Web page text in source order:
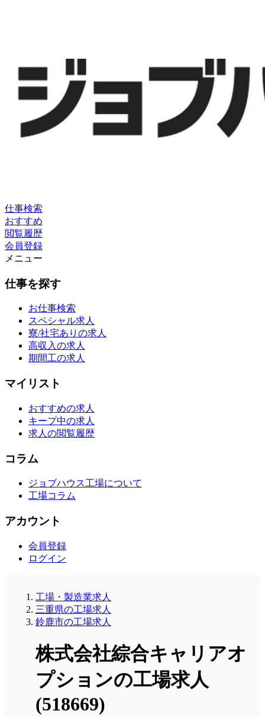
仕事検索
おすすめ
閲覧履歴
会員登録
メニュー
仕事を探す
お仕事検索
スペシャル求人
寮/社宅ありの求人
高収入の求人
期間工の求人
マイリスト
おすすめの求人
キープ中の求人
求人の閲覧履歴
コラム
ジョブハウス工場について
工場コラム
アカウント
会員登録
ログイン
工場・製造業求人
三重県の工場求人
鈴鹿市の工場求人
株式会社綜合キャリアオ
プションの工場求人
(518669)